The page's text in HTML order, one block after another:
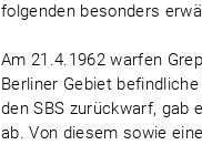
folgenden besonders
Am 21.4.1962 warfen
Berliner Gebiet
den SBS zurückwarf, gab
ab. Von diesem sowie